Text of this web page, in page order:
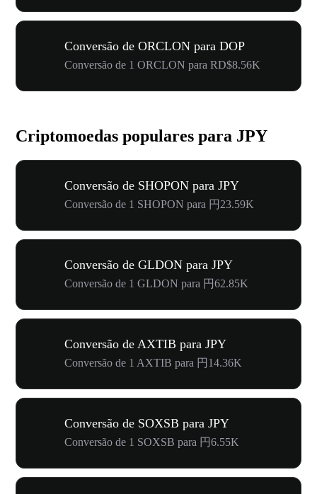
Conversão de ORCLON para DOP
Conversão de 1 ORCLON para RD$8.56K
Criptomoedas populares para JPY
Conversão de SHOPON para JPY
Conversão de 1 SHOPON para 円23.59K
Conversão de GLDON para JPY
Conversão de 1 GLDON para 円62.85K
Conversão de AXTIB para JPY
Conversão de 1 AXTIB para 円14.36K
Conversão de SOXSB para JPY
Conversão de 1 SOXSB para 円6.55K